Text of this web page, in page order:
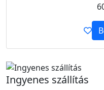
Ingyenes szállítás